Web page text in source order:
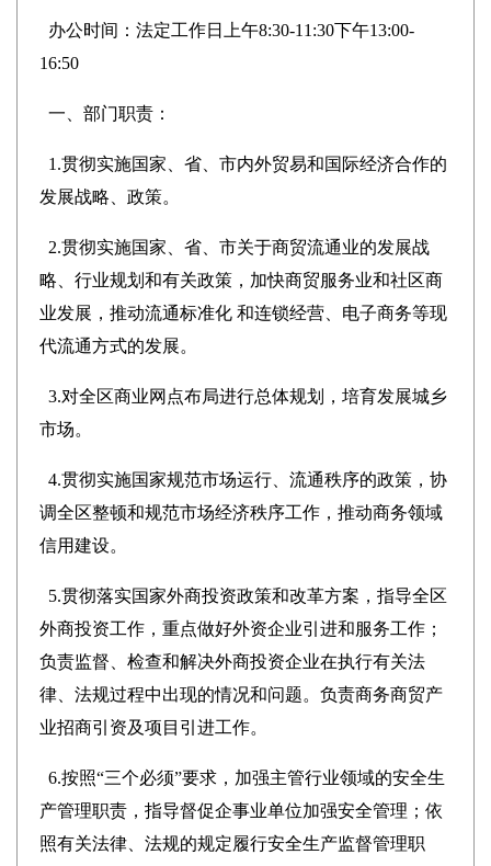
办公时间：法定工作日上午8:30-11:30下午13:00-
16:50
一、部门职责：
1.贯彻实施国家、省、市内外贸易和国际经济合作的
发展战略、政策。
2.贯彻实施国家、省、市关于商贸流通业的发展战
略、行业规划和有关政策，加快商贸服务业和社区商
业发展，推动流通标准化 和连锁经营、电子商务等现
代流通方式的发展。
3.对全区商业网点布局进行总体规划，培育发展城乡
市场。
4.贯彻实施国家规范市场运行、流通秩序的政策，协
调全区整顿和规范市场经济秩序工作，推动商务领域
信用建设。
5.贯彻落实国家外商投资政策和改革方案，指导全区
外商投资工作，重点做好外资企业引进和服务工作；
负责监督、检查和解决外商投资企业在执行有关法
律、法规过程中出现的情况和问题。负责商务商贸产
业招商引资及项目引进工作。
6.按照“三个必须”要求，加强主管行业领域的安全生
产管理职责，指导督促企事业单位加强安全管理；依
照有关法律、法规的规定履行安全生产监督管理职